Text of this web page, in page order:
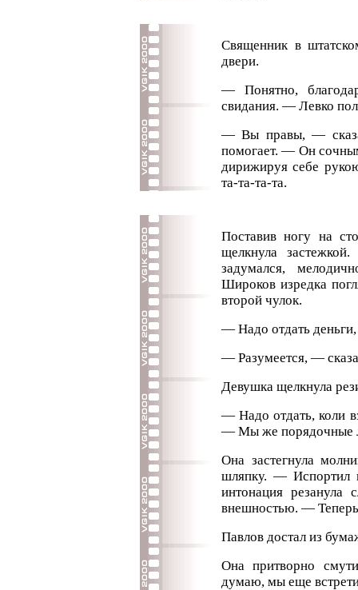
Священник в
двери.
— Понятно,
свидания. — Левко
— Вы правы, —
помогает. — Он
дирижируя себе
та-та-та-та.
Поставив ногу на
щелкнула
задумался,
Широков изредка
второй чулок.
— Надо отдать
— Разумеется, —
Девушка щелкнула
— Надо отдать, коли
— Мы же порядочные
Она застегнула
шляпку. — Испортил
интонация резанула
внешностью. —
Павлов достал из
Она притворно
думаю, мы еще